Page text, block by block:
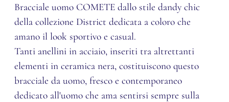
Bracciale uomo COMETE dallo stile dandy chic
della collezione District dedicata a coloro che
amano il look sportivo e casual.
Tanti anellini in acciaio, inseriti tra altrettanti
elementi in ceramica nera, costituiscono questo
bracciale da uomo, fresco e contemporaneo
dedicato all'uomo che ama sentirsi sempre sulla